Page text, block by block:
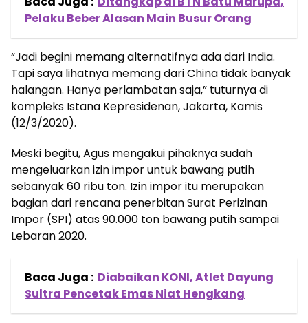
Pelaku Beber Alasan Main Busur Orang
“Jadi begini memang alternatifnya ada dari India.
Tapi saya lihatnya memang dari China tidak banyak
halangan. Hanya perlambatan saja,” tuturnya di
kompleks Istana Kepresidenan, Jakarta, Kamis
(12/3/2020).
Meski begitu, Agus mengakui pihaknya sudah
mengeluarkan izin impor untuk bawang putih
sebanyak 60 ribu ton. Izin impor itu merupakan
bagian dari rencana penerbitan Surat Perizinan
Impor (SPI) atas 90.000 ton bawang putih sampai
Lebaran 2020.
Baca Juga : Diabaikan KONI, Atlet Dayung
Sultra Pencetak Emas Niat Hengkang